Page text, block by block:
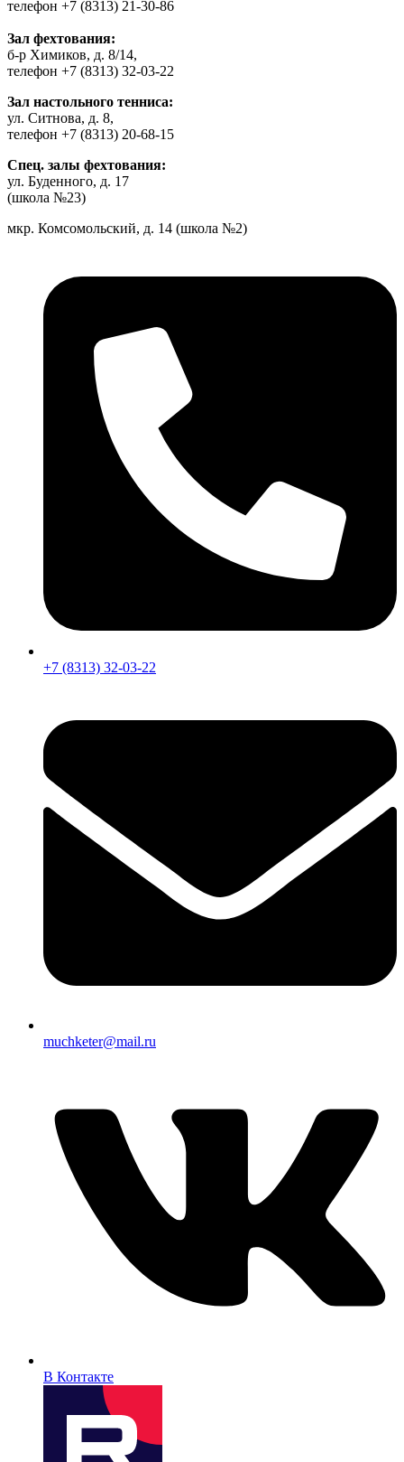
телефон +7 (8313) 21-30-86
Зал фехтования:
б-р Химиков, д. 8/14,
телефон +7 (8313) 32-03-22
Зал настольного тенниса:
ул. Ситнова, д. 8,
телефон +7 (8313) 20-68-15
Спец. залы фехтования:
ул. Буденного, д. 17
(школа №23)
мкр. Комсомольский, д. 14 (школа №2)
+7 (8313) 32-03-22
muchketer@mail.ru
В Контакте